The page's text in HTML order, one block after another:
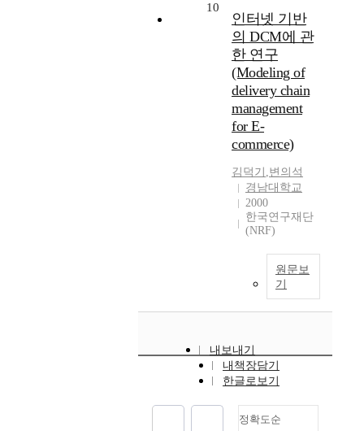
10
인터넷 기반
의 DCM에 관
한 연구
(Modeling of
delivery chain
management
for E-
commerce)
김덕기 ,변의석
경남대학교
2000
한국연구재단
(NRF)
원문보
기
내보내기
내책장담기
한글로보기
정확도순